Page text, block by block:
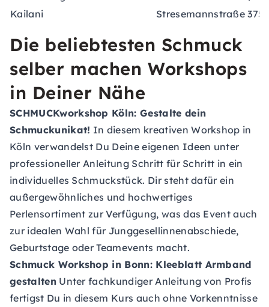
Kailani
Stresemannstraße
Die beliebtesten Schmuck
selber machen Workshops
in Deiner Nähe
SCHMUCKworkshop Köln: Gestalte dein
Schmuckunikat! In diesem kreativen Workshop in
Köln verwandelst Du Deine eigenen Ideen unter
professioneller Anleitung Schritt für Schritt in ein
individuelles Schmuckstück. Dir steht dafür ein
außergewöhnliches und hochwertiges
Perlensortiment zur Verfügung, was das Event auch
zur idealen Wahl für Junggesellinnenabschiede,
Geburtstage oder Teamevents macht.
Schmuck Workshop in Bonn: Kleeblatt Armband
gestaltenUnter fachkundiger Anleitung von Profis
fertigst Du in diesem Kurs auch ohne Vorkenntnisse